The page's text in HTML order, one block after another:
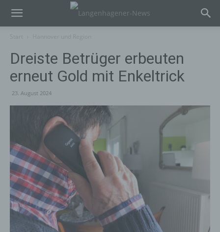
Dreiste Betrüger erbeuten
erneut Gold mit Enkeltrick
23. August 2024